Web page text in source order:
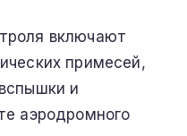
включают
примесей,
и
аэродромного